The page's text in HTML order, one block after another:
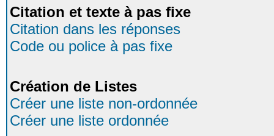
Citation et texte à pas fixe
Citation dans les réponses
Code ou police à pas fixe
Création de Listes
Créer une liste non-ordonnée
Créer une liste ordonnée